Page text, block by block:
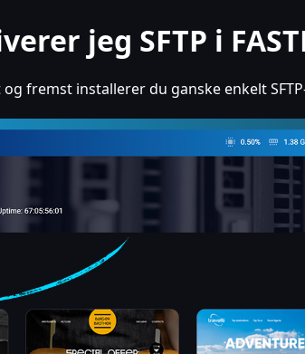
jeg SFTP i
fremst installerer du ganske enkelt